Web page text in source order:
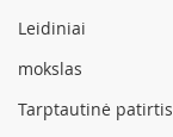
Leidiniai
mokslas
Tarptautinė patirtis